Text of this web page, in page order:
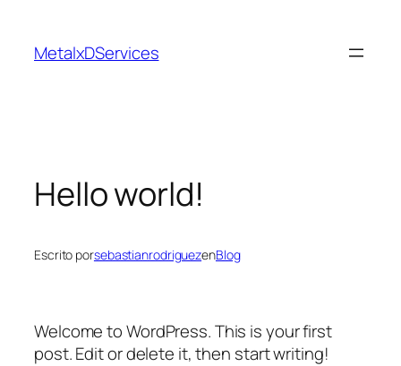
contenido
MetalxDServices
Hello world!
Escrito porsebastianrodriguezenBlog
Welcome to WordPress. This is your first
post. Edit or delete it, then start writing!